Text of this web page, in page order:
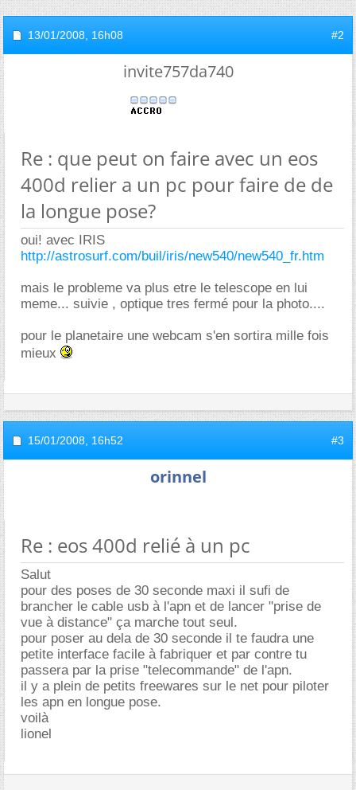
13/01/2008, 16h08 #2
invite757da740
Re : que peut on faire avec un eos
400d relier a un pc pour faire de de
la longue pose?
oui! avec IRIS
http://astrosurf.com/buil/iris/new540/new540_fr.htm
mais le probleme va plus etre le telescope en lui
meme... suivie , optique tres fermé pour la photo....
pour le planetaire une webcam s'en sortira mille fois
mieux
15/01/2008, 16h52 #3
orinnel
Re : eos 400d relié à un pc
Salut
pour des poses de 30 seconde maxi il sufi de
brancher le cable usb à l'apn et de lancer "prise de
vue à distance" ça marche tout seul.
pour poser au dela de 30 seconde il te faudra une
petite interface facile à fabriquer et par contre tu
passera par la prise "telecommande" de l'apn.
il y a plein de petits freewares sur le net pour piloter
les apn en longue pose.
voilà
lionel